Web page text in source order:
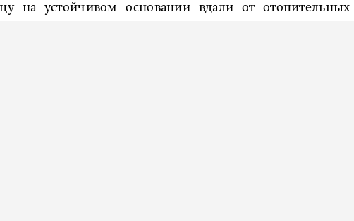
на устойчивом основании вдали от отопительных